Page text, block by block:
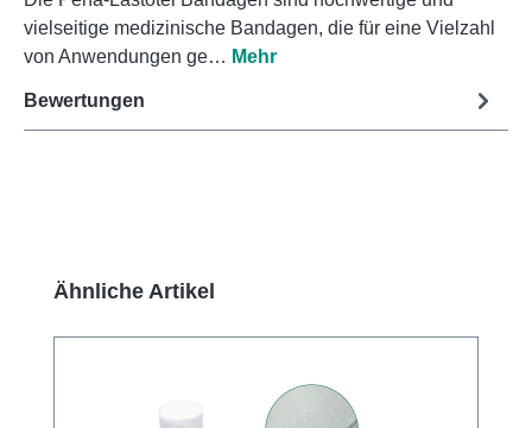
vielseitige medizinische Bandagen, die für eine Vielzahl
von Anwendungen ge… Mehr
Bewertungen
Produktgalerie überspringen
Ähnliche Artikel